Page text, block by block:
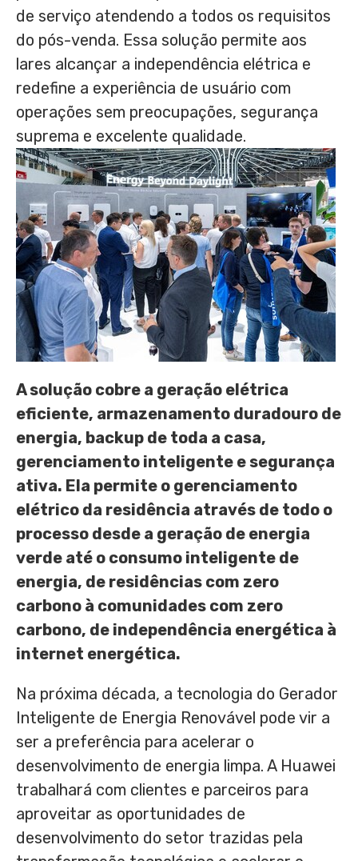
de serviço atendendo a todos os requisitos
do pós-venda. Essa solução permite aos
lares alcançar a independência elétrica e
redefine a experiência de usuário com
operações sem preocupações, segurança
suprema e excelente qualidade.
A solução cobre a geração elétrica
eficiente, armazenamento duradouro de
energia, backup de toda a casa,
gerenciamento inteligente e segurança
ativa. Ela permite o gerenciamento
elétrico da residência através de todo o
processo desde a geração de energia
verde até o consumo inteligente de
energia, de residências com zero
carbono à comunidades com zero
carbono, de independência energética à
internet energética.
Na próxima década, a tecnologia do Gerador
Inteligente de Energia Renovável pode vir a
ser a preferência para acelerar o
desenvolvimento de energia limpa. A Huawei
trabalhará com clientes e parceiros para
aproveitar as oportunidades de
desenvolvimento do setor trazidas pela